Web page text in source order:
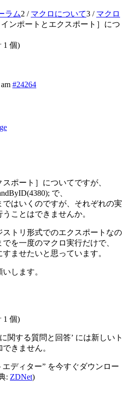
ラム2 / マクロについて3 / マクロ
インポートとエクスポート］につ
1 個)
#24264
スポート］についてですが、
で、
ではいくのですが、それぞれの実
ことはできませんか。
ストリ形式でのエクスポートなの
を一度のマクロ実行だけで、
ませたいと思っています。
します。
1 個)
関する質問と回答’ には新しいト
きません。
ディター” を今すぐダウンロー
: ZDNet)